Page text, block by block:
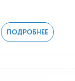
ПОДРОБНЕЕ